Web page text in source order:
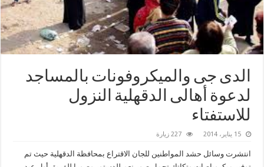
الدى جى والميكروفونات بالمساجد
لدعوة أهالى الدقهلية النزول
للاستفتاء
15 يناير، 2014 227 زيارة
انتشرت وسائل حشد المواطنين للجان الاقتراع بمحافظة الدقهلية حيث تم